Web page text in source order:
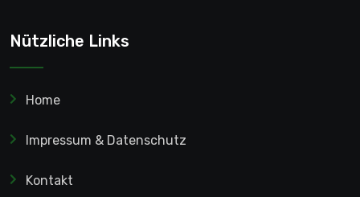
Nützliche Links
Home
Impressum & Datenschutz
Kontakt